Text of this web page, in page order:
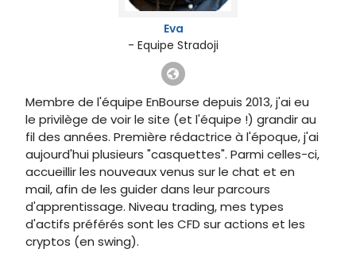
Eva
- Equipe Stradoji
Membre de l'équipe EnBourse depuis 2013, j'ai eu
le privilège de voir le site (et l'équipe !) grandir au
fil des années. Première rédactrice à l'époque, j'ai
aujourd'hui plusieurs "casquettes". Parmi celles-ci,
accueillir les nouveaux venus sur le chat et en
mail, afin de les guider dans leur parcours
d'apprentissage. Niveau trading, mes types
d'actifs préférés sont les CFD sur actions et les
cryptos (en swing).